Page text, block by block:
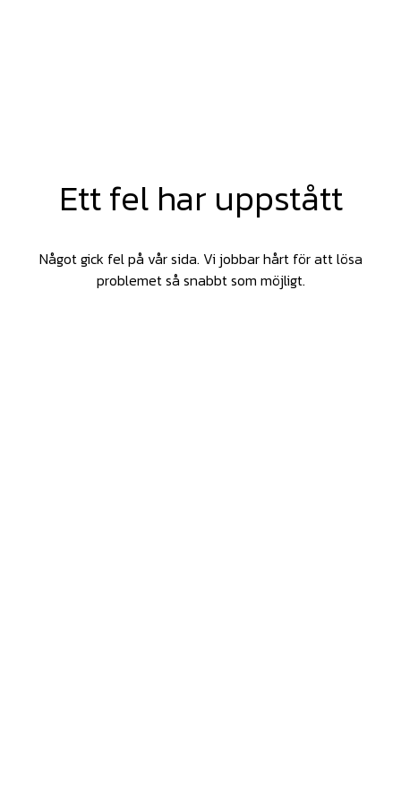
Ett fel har uppstått
Något gick fel på vår sida. Vi jobbar hårt för att lösa
problemet så snabbt som möjligt.